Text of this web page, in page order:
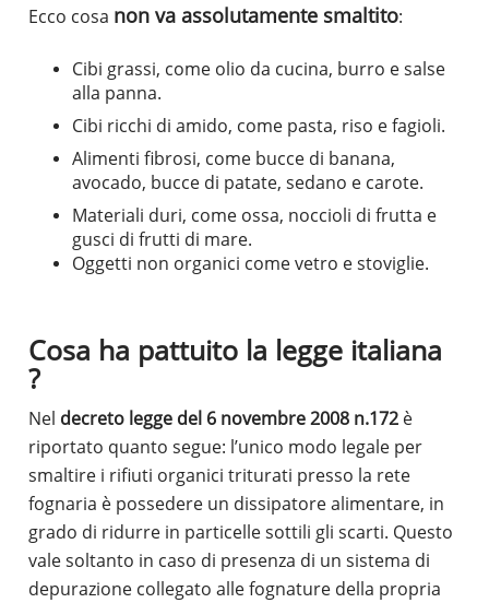
Ecco cosa non va assolutamente smaltito:
Cibi grassi, come olio da cucina, burro e salse
alla panna.
Cibi ricchi di amido, come pasta, riso e fagioli.
Alimenti fibrosi, come bucce di banana,
avocado, bucce di patate, sedano e carote.
Materiali duri, come ossa, noccioli di frutta e
gusci di frutti di mare.
Oggetti non organici come vetro e stoviglie.
Cosa ha pattuito la legge italiana
?
Nel decreto legge del 6 novembre 2008 n.172 è
riportato quanto segue: l’unico modo legale per
smaltire i rifiuti organici triturati presso la rete
fognaria è possedere un dissipatore alimentare, in
grado di ridurre in particelle sottili gli scarti. Questo
vale soltanto in caso di presenza di un sistema di
depurazione collegato alle fognature della propria